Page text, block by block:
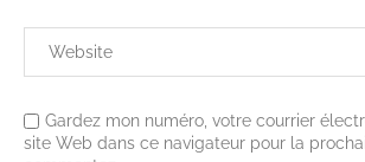
Gardez mon numéro, votre courrier
site Web dans ce navigateur pour la